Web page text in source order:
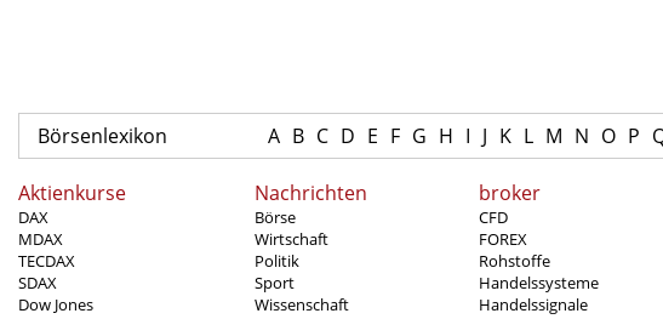
Börsenlexikon A B C D E F G H I J K L M N O P
Aktienkurse
DAX
MDAX
TECDAX
SDAX
Dow Jones
Nachrichten
Börse
Wirtschaft
Politik
Sport
Wissenschaft
broker
CFD
FOREX
Rohstoffe
Handelssysteme
Handelssignale